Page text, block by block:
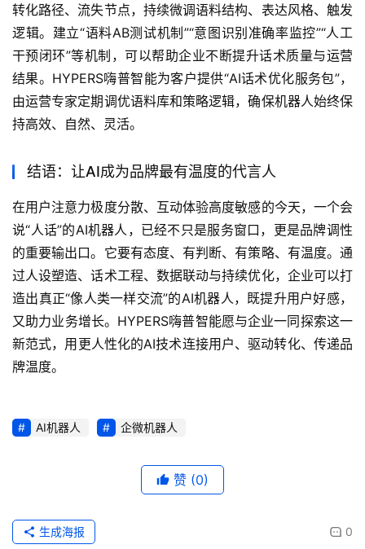
转化路径、流失节点，持续微调语料结构、表达风格、触发
逻辑。建立“语料AB测试机制”“意图识别准确率监控”“人工
干预闭环”等机制，可以帮助企业不断提升话术质量与运营
结果。HYPERS嗨普智能为客户提供“AI话术优化服务包”，
由运营专家定期调优语料库和策略逻辑，确保机器人始终保
持高效、自然、灵活。
结语：让AI成为品牌最有温度的代言人
在用户注意力极度分散、互动体验高度敏感的今天，一个会
说“人话”的AI机器人，已经不只是服务窗口，更是品牌调性
的重要输出口。它要有态度、有判断、有策略、有温度。通
过人设塑造、话术工程、数据联动与持续优化，企业可以打
造出真正“像人类一样交流”的AI机器人，既提升用户好感，
又助力业务增长。HYPERS嗨普智能愿与企业一同探索这一
新范式，用更人性化的AI技术连接用户、驱动转化、传递品
牌温度。
AI机器人 企微机器人
赞 (0)
0
生成海报